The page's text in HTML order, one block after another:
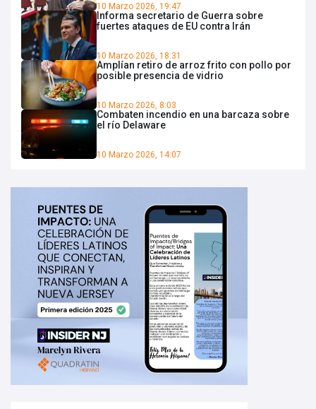
10 Marzo 2026, 19:47
Informa secretario de Guerra sobre
fuertes ataques de EU contra Irán
10 Marzo 2026, 18:31
Amplían retiro de arroz frito con pollo por
posible presencia de vidrio
10 Marzo 2026, 8:03
Combaten incendio en una barcaza sobre
el río Delaware
10 Marzo 2026, 14:07